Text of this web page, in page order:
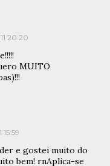
20:20
MUITO
e gostei muito do
bem! rnAplica-se